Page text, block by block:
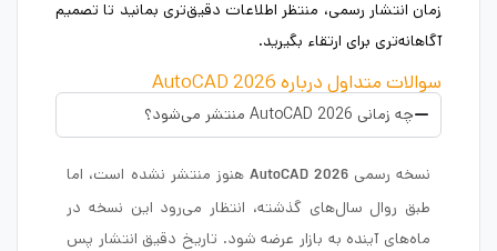
زمان انتشار رسمی، منتظر اطلاعات دقیق‌تری بمانید تا تصمیم
آگاهانه‌تری برای ارتقاء بگیرید.
سوالات متداول درباره AutoCAD 2026
چه زمانی AutoCAD 2026 منتشر می‌شود؟
نسخه رسمیAutoCAD 2026هنوز منتشر نشده است، اما
طبق روال سال‌های گذشته، انتظار می‌رود این نسخه در
ماه‌های آینده به بازار عرضه شود. تاریخ دقیق انتشار پس